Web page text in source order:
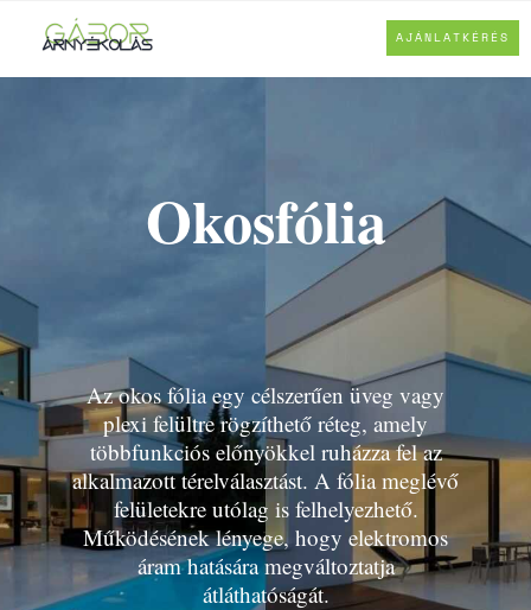
AJÁNLATKÉRÉS
Okosfólia
Az okos fólia egy célszerűen üveg vagy
plexi felültre rögzíthető réteg, amely
többfunkciós előnyökkel ruházza fel az
alkalmazott térelválasztást. A fólia meglévő
felületekre utólag is felhelyezhető.
Működésének lényege, hogy elektromos
áram hatására megváltoztatja
átláthatóságát.